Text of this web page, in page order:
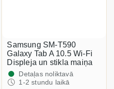
Samsung SM-T590
Galaxy Tab A 10.5 Wi-Fi
Displeja un stikla maiņa
Detaļas noliktavā
1-2 stundu laikā